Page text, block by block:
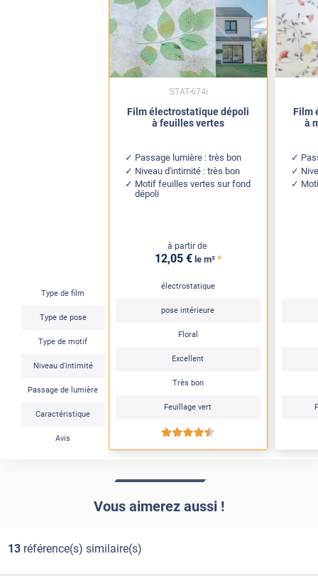
Type de film
Type de pose
Type de motif
Niveau d'intimité
Passage de lumière
Caractéristique
Avis
Film électrostatique dépoli
à feuilles vertes
Passage lumière : très bon
Niveau d'intimité : très bon
Motif feuilles vertes sur fond
dépoli
à partir de
12,05 € le m² *
électrostatique
pose intérieure
Floral
Excellent
Très bon
Feuillage vert
*****
STAT-674i
Film
à
Vous aimerez aussi !
13référence(s) similaire(s)